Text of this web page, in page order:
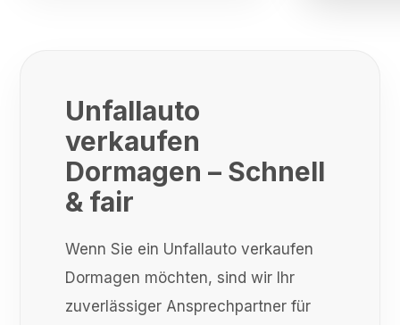
Unfallauto
verkaufen
Dormagen – Schnell
& fair
Wenn Sie ein Unfallauto verkaufen
Dormagen möchten, sind wir Ihr
zuverlässiger Ansprechpartner für